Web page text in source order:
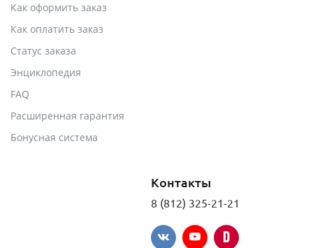
Как оформить заказ
Как оплатить заказ
Статус заказа
Энциклопедия
FAQ
Расширенная гарантия
Бонусная система
Контакты
8 (812) 325-21-21